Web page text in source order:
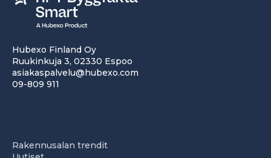
Hubexo Finland Oy
Ruukinkuja 3, 02330 Espoo
asiakaspalvelu@hubexo.com
09-809 911
Rakennusalan trendit